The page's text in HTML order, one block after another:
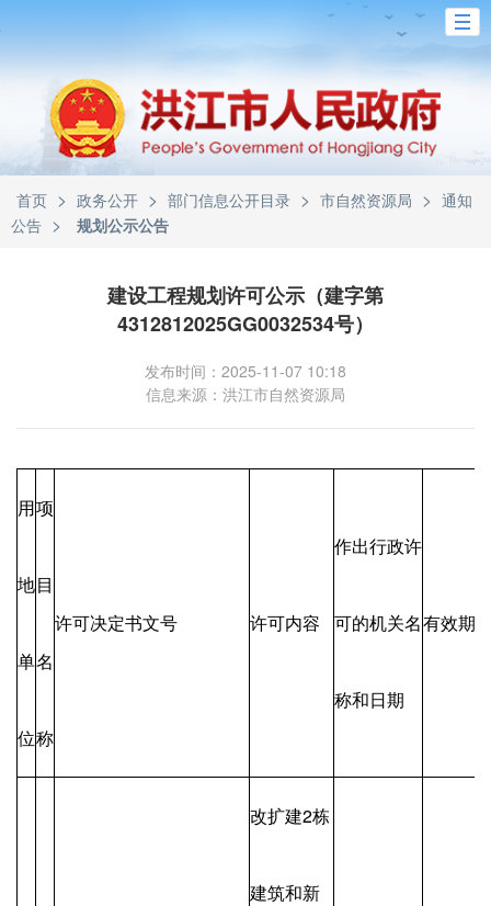
首页 > 政务公开 > 部门信息公开目录 > 市自然资源局 > 通知
公告 > 规划公示公告
建设工程规划许可公示（建字第
4312812025GG0032534号）
发布时间：2025-11-07 10:18
信息来源：洪江市自然资源局
用
地
单
位
项
目
名
称
许可决定书文号 许可内容
作出行政许
可的机关名
称和日期
有效期
改扩建2栋
建筑和新